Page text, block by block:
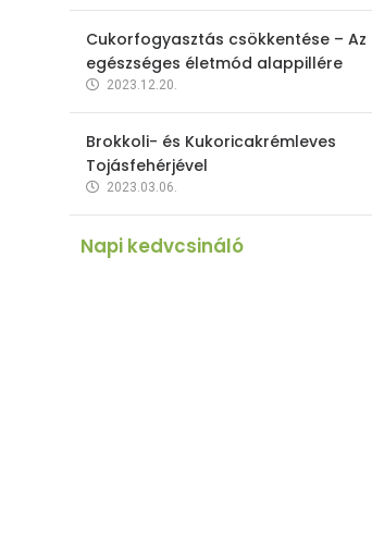
Cukorfogyasztás csökkentése – Az
egészséges életmód alappillére
2023.12.20.
Brokkoli- és Kukoricakrémleves
Tojásfehérjével
2023.03.06.
Napi kedvcsináló